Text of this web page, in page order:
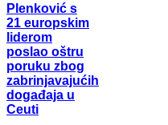
Plenković s
21 europskim
liderom
poslao oštru
poruku zbog
zabrinjavajućih
događaja u
Ceuti